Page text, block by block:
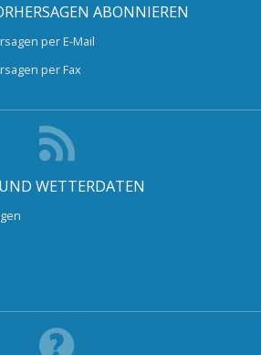
ABONNIEREN
per E-Mail
per Fax
WETTERDATEN